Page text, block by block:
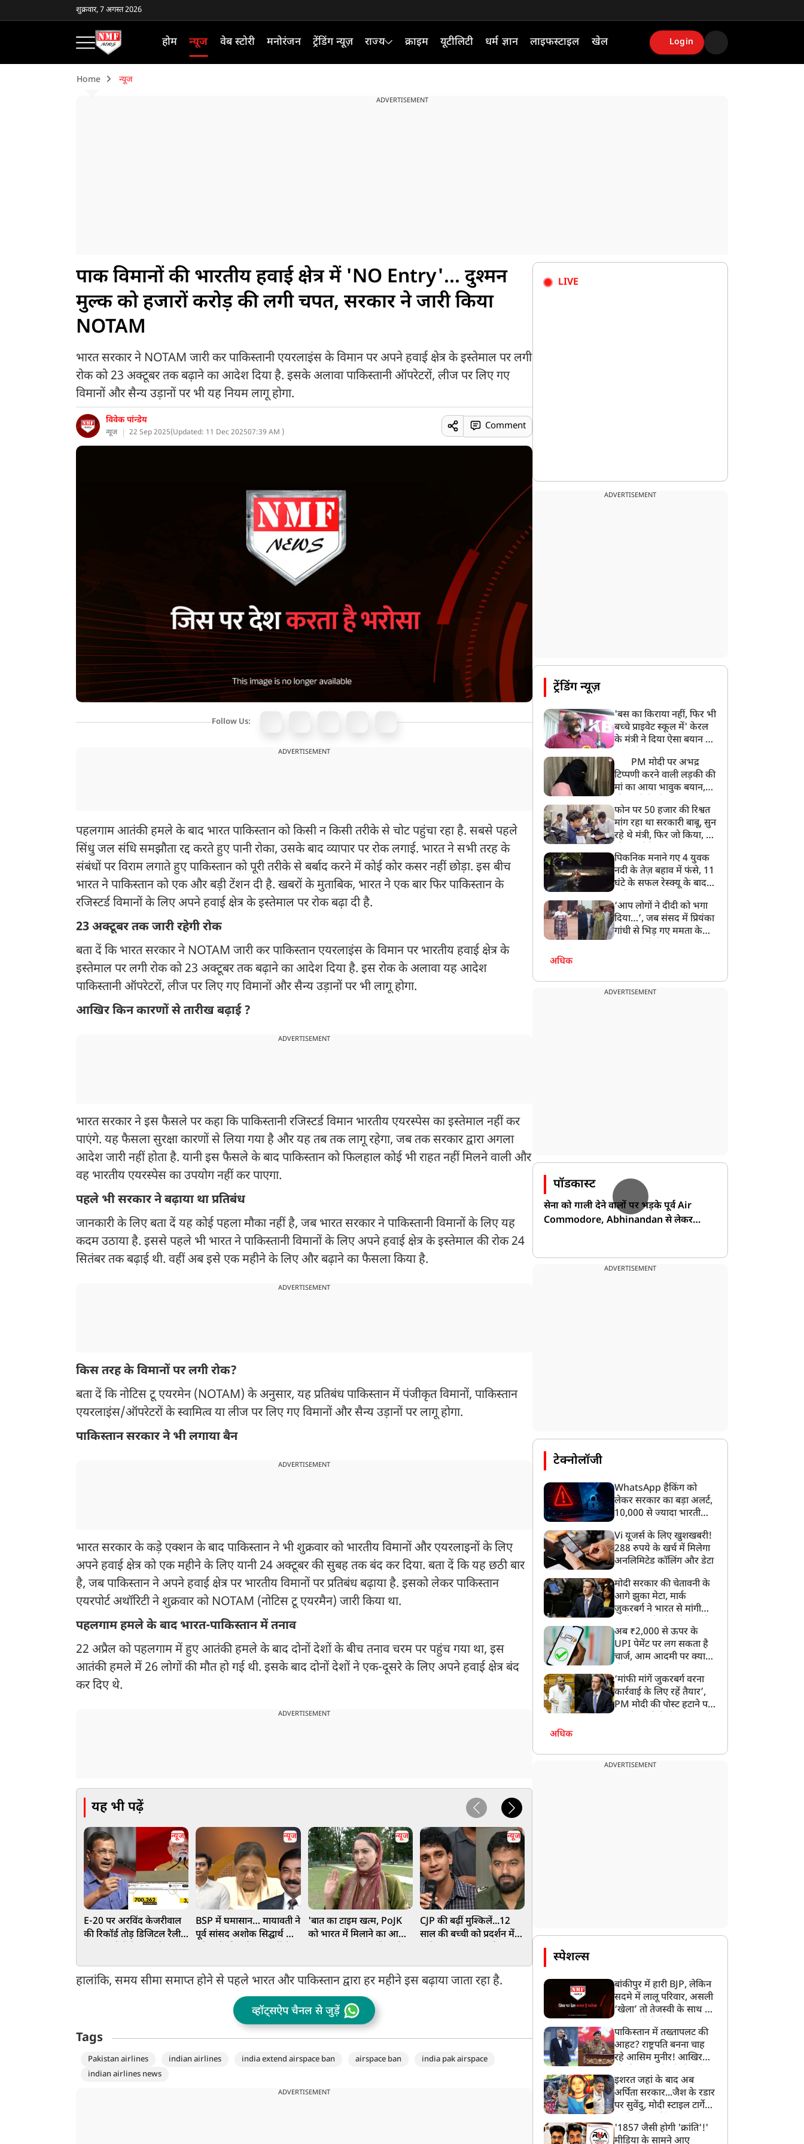
शुक्रवार, 7 अगस्त 2026
होम न्यूज वेब स्टोरी मनोरंजन ट्रेंडिंग न्यूज़ राज्य क्राइम यूटीलिटी धर्म ज्ञान लाइफस्टाइल खेल Login
Home न्यूज
ADVERTISEMENT
पाक विमानों की भारतीय हवाई क्षेत्र में 'NO Entry'... दुश्मन
मुल्क को हजारों करोड़ की लगी चपत, सरकार ने जारी किया
NOTAM
भारत सरकार ने NOTAM जारी कर पाकिस्तानी एयरलाइंस के विमान पर अपने हवाई क्षेत्र के इस्तेमाल पर लगी
रोक को 23 अक्टूबर तक बढ़ाने का आदेश दिया है. इसके अलावा पाकिस्तानी ऑपरेटरों, लीज पर लिए गए
विमानों और सैन्य उड़ानों पर भी यह नियम लागू होगा.
विवेक पांन्डेय
न्यूज 22 Sep 2025(Updated: 11 Dec 202507:39 AM )
Comment
Follow Us:
ADVERTISEMENT
पहलगाम आतंकी हमले के बाद भारत पाकिस्तान को किसी न किसी तरीके से चोट पहुंचा रहा है. सबसे पहले
सिंधु जल संधि समझौता रद्द करते हुए पानी रोका, उसके बाद व्यापार पर रोक लगाई. भारत ने सभी तरह के
संबंधों पर विराम लगाते हुए पाकिस्तान को पूरी तरीके से बर्बाद करने में कोई कोर कसर नहीं छोड़ा. इस बीच
भारत ने पाकिस्तान को एक और बड़ी टेंशन दी है. खबरों के मुताबिक, भारत ने एक बार फिर पाकिस्तान के
रजिस्टर्ड विमानों के लिए अपने हवाई क्षेत्र के इस्तेमाल पर रोक बढ़ा दी है.
23 अक्टूबर तक जारी रहेगी रोक
बता दें कि भारत सरकार ने NOTAM जारी कर पाकिस्तान एयरलाइंस के विमान पर भारतीय हवाई क्षेत्र के
इस्तेमाल पर लगी रोक को 23 अक्टूबर तक बढ़ाने का आदेश दिया है. इस रोक के अलावा यह आदेश
पाकिस्तानी ऑपरेटरों, लीज पर लिए गए विमानों और सैन्य उड़ानों पर भी लागू होगा.
आखिर किन कारणों से तारीख बढ़ाई ?
ADVERTISEMENT
भारत सरकार ने इस फैसले पर कहा कि पाकिस्तानी रजिस्टर्ड विमान भारतीय एयरस्पेस का इस्तेमाल नहीं कर
पाएंगे. यह फैसला सुरक्षा कारणों से लिया गया है और यह तब तक लागू रहेगा, जब तक सरकार द्वारा अगला
आदेश जारी नहीं होता है. यानी इस फैसले के बाद पाकिस्तान को फिलहाल कोई भी राहत नहीं मिलने वाली और
वह भारतीय एयरस्पेस का उपयोग नहीं कर पाएगा.
पहले भी सरकार ने बढ़ाया था प्रतिबंध
जानकारी के लिए बता दें यह कोई पहला मौका नहीं है, जब भारत सरकार ने पाकिस्तानी विमानों के लिए यह
कदम उठाया है. इससे पहले भी भारत ने पाकिस्तानी विमानों के लिए अपने हवाई क्षेत्र के इस्तेमाल की रोक 24
सितंबर तक बढ़ाई थी. वहीं अब इसे एक महीने के लिए और बढ़ाने का फैसला किया है.
ADVERTISEMENT
किस तरह के विमानों पर लगी रोक?
बता दें कि नोटिस टू एयरमेन (NOTAM) के अनुसार, यह प्रतिबंध पाकिस्तान में पंजीकृत विमानों, पाकिस्तान
एयरलाइंस/ऑपरेटरों के स्वामित्व या लीज पर लिए गए विमानों और सैन्य उड़ानों पर लागू होगा.
पाकिस्तान सरकार ने भी लगाया बैन
ADVERTISEMENT
भारत सरकार के कड़े एक्शन के बाद पाकिस्तान ने भी शुक्रवार को भारतीय विमानों और एयरलाइनों के लिए
अपने हवाई क्षेत्र को एक महीने के लिए यानी 24 अक्टूबर की सुबह तक बंद कर दिया. बता दें कि यह छठी बार
है, जब पाकिस्तान ने अपने हवाई क्षेत्र पर भारतीय विमानों पर प्रतिबंध बढ़ाया है. इसको लेकर पाकिस्तान
एयरपोर्ट अथॉरिटी ने शुक्रवार को NOTAM (नोटिस टू एयरमैन) जारी किया था.
पहलगाम हमले के बाद भारत-पाकिस्तान में तनाव
22 अप्रैल को पहलगाम में हुए आतंकी हमले के बाद दोनों देशों के बीच तनाव चरम पर पहुंच गया था, इस
आतंकी हमले में 26 लोगों की मौत हो गई थी. इसके बाद दोनों देशों ने एक-दूसरे के लिए अपने हवाई क्षेत्र बंद
कर दिए थे.
ADVERTISEMENT
यह भी पढ़ें
न्यूज
E-20 पर अरविंद केजरीवाल
की रिकॉर्ड तोड़ डिजिटल रैली,
आवास तक मार्च का ऐलान
न्यूज
BSP में घमासान… मायावती ने
पूर्व सांसद अशोक सिद्घार्थ को
न्यूज
'बात का टाइम खत्म, PoJK
को भारत में मिलाने का आ
कश्मीर में आवाज
न्यूज
CJP की बढ़ीं मुश्किलें...12
साल की बच्ची को प्रदर्शन में
POCSO एक्ट में शिकायत!
वाले सिपाही शेर सिंह की गई
नौकरी, पुलिस ने किया बर्खास्त
डालमिया सीमेंट के लिए जबरन
हालांकि, समय सीमा समाप्त होने से पहले भारत और पाकिस्तान द्वारा हर महीने इस बढ़ाया जाता रहा है.
व्हॉट्सऐप चैनल से जुड़ें
Tags
Pakistan airlines indian airlines india extend airspace ban airspace ban
india pak airspace
indian airlines news
ADVERTISEMENT
LIVE
ADVERTISEMENT
ट्रेंडिंग न्यूज़
'बस का किराया नहीं, फिर भी
बच्चे प्राइवेट स्कूल में' केरल
के मंत्री ने दिया ऐसा बयान की
PM मोदी पर अभद्र
टिप्पणी करने वाली लड़की की
मां का आया भावुक बयान,
बेटी को गोद लें प्रधानमंत्री
फोन पर 50 हजार की रिश्वत
मांग रहा था सरकारी बाबू, सुन
रहे थे मंत्री, फिर जो किया, वो
पिकनिक मनाने गए 4 युवक
नदी के तेज़ बहाव में फंसे, 11
घंटे के सफल रेस्क्यू के बाद
‘आप लोगों ने दीदी को भगा
दिया…’, जब संसद में प्रियंका
गांधी से भिड़ गए ममता के
अधिक
ADVERTISEMENT
पॉडकास्ट
सेना को गाली देने वालों पर भड़के पूर्व Air
Commodore, Abhinandan से लेकर
ADVERTISEMENT
टेक्नोलॉजी
WhatsApp हैकिंग को
लेकर सरकार का बड़ा अलर्ट,
10,000 से ज्यादा भारतीयों
गया
Vi यूजर्स के लिए खुशखबरी!
288 रुपये के खर्च में मिलेगा
अनलिमिटेड कॉलिंग और डेटा
मोदी सरकार की चेतावनी के
आगे झुका मेटा, मार्क
ज़ुकरबर्ग ने भारत से मांगी
अब ₹2,000 से ऊपर के
UPI पेमेंट पर लग सकता है
चार्ज, आम आदमी पर क्या
‘मांफी मांगें जुकरबर्ग वरना
कार्रवाई के लिए रहें तैयार’,
PM मोदी की पोस्ट हटाने पर
अधिक
ADVERTISEMENT
स्पेशल्स
बांकीपुर में हारी BJP, लेकिन
सदमे में लालू परिवार, असली
‘खेला’ तो तेजस्वी के साथ हो
पाकिस्तान में तख्तापलट की
आहट? राष्ट्रपति बनना चाह
रहे आसिम मुनीर! आखिर
बनाया मोहरा?
इशरत जहां के बाद अब
अर्पिता सरकार...जैश के रडार
पर सुवेंदु, मोदी स्टाइल टार्गेट
बड़ा एक्शन!
'1857 जैसी होगी 'क्रांति'!'
मीडिया के सामने आए